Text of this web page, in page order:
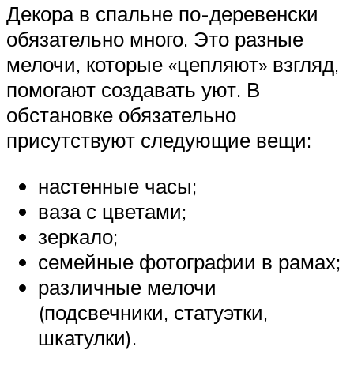
Декора в спальне по-деревенски
обязательно много. Это разные
мелочи, которые «цепляют» взгляд,
помогают создавать уют. В
обстановке обязательно
присутствуют следующие вещи:
настенные часы;
ваза с цветами;
зеркало;
семейные фотографии в рамах;
различные мелочи
(подсвечники, статуэтки,
шкатулки).